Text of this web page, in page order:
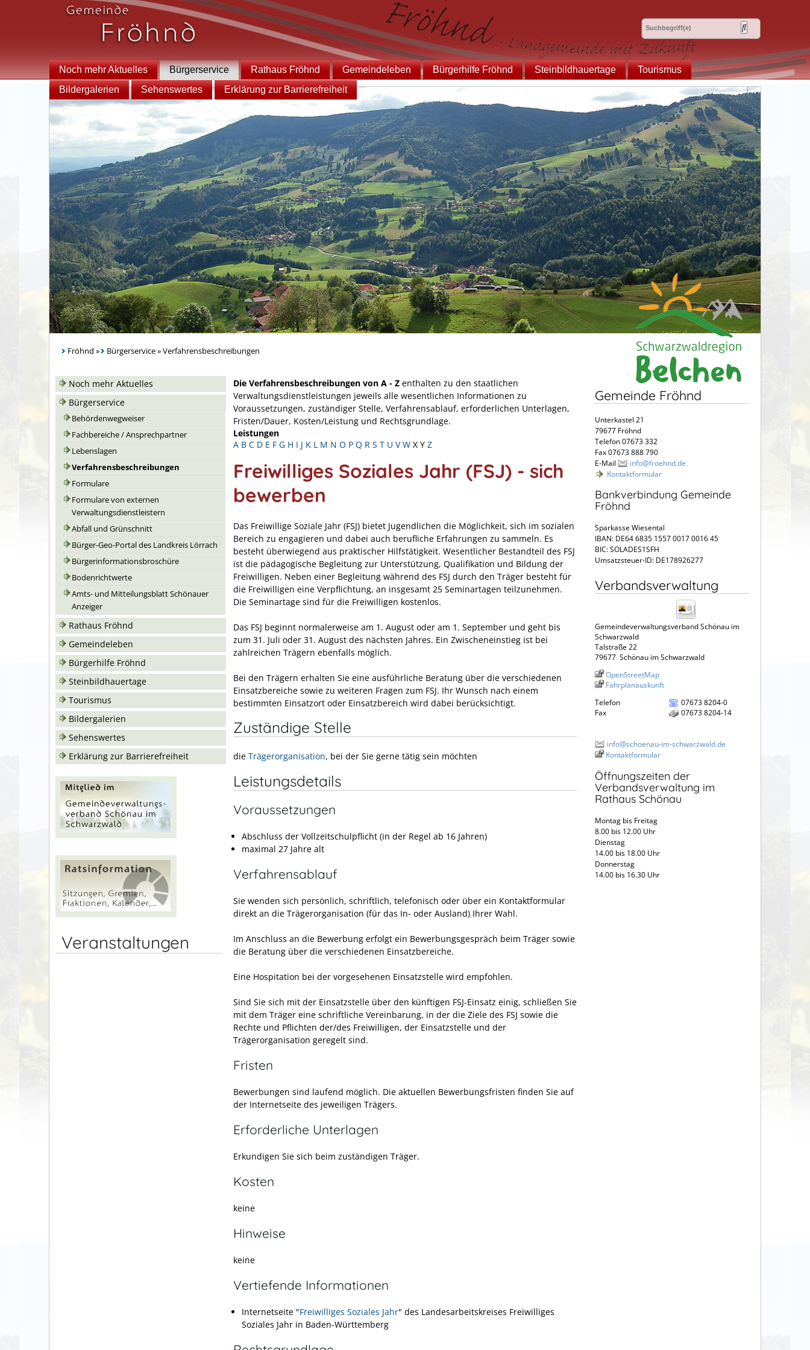
Noch mehr Aktuelles Bürgerservice Rathaus Fröhnd Gemeindeleben Bürgerhilfe Fröhnd Steinbildhauertage
Tourismus
Bildergalerien
Sehenswertes Erklärung zur Barrierefreiheit
Fröhnd » Bürgerservice»Verfahrensbeschreibungen
Noch mehr Aktuelles
Bürgerservice
Behördenwegweiser
Fachbereiche / Ansprechpartner
Lebenslagen
Verfahrensbeschreibungen
Formulare
Formulare von externen
Verwaltungsdienstleistern
Abfall und Grünschnitt
Bürger-Geo-Portal des Landkreis Lörrach
Bürgerinformationsbroschüre
Bodenrichtwerte
Amts- und Mitteilungsblatt Schönauer
Anzeiger
Rathaus Fröhnd
Gemeindeleben
Bürgerhilfe Fröhnd
Steinbildhauertage
Tourismus
Bildergalerien
Sehenswertes
Erklärung zur Barrierefreiheit
Veranstaltungen
Die Verfahrensbeschreibungen von A - Z enthalten zu den staatlichen
Verwaltungsdienstleistungen jeweils alle wesentlichen Informationen zu
Voraussetzungen, zuständiger Stelle, Verfahrensablauf, erforderlichen Unterlagen,
Fristen/Dauer, Kosten/Leistung und Rechtsgrundlage.
Leistungen
A B C D E F G H I J K L M N O P Q R S T U V W X Y Z
Freiwilliges Soziales Jahr (FSJ) - sich
bewerben
Das Freiwillige Soziale Jahr (FSJ) bietet Jugendlichen die Möglichkeit, sich im sozialen
Bereich zu engagieren und dabei auch berufliche Erfahrungen zu sammeln. Es
besteht überwiegend aus praktischer Hilfstätigkeit. Wesentlicher Bestandteil des FSJ
ist die pädagogische Begleitung zur Unterstützung, Qualifikation und Bildung der
Freiwilligen. Neben einer Begleitung während des FSJ durch den Träger besteht für
die Freiwilligen eine Verpflichtung, an insgesamt 25 Seminartagen teilzunehmen.
Die Seminartage sind für die Freiwilligen kostenlos.
Das FSJ beginnt normalerweise am 1. August oder am 1. September und geht bis
zum 31. Juli oder 31. August des nächsten Jahres. Ein Zwischeneinstieg ist bei
zahlreichen Trägern ebenfalls möglich.
Bei den Trägern erhalten Sie eine ausführliche Beratung über die verschiedenen
Einsatzbereiche sowie zu weiteren Fragen zum FSJ. Ihr Wunsch nach einem
bestimmten Einsatzort oder Einsatzbereich wird dabei berücksichtigt.
Zuständige Stelle
die Trägerorganisation, bei der Sie gerne tätig sein möchten
Leistungsdetails
Voraussetzungen
Abschluss der Vollzeitschulpflicht (in der Regel ab 16 Jahren)
maximal 27 Jahre alt
Verfahrensablauf
Sie wenden sich persönlich, schriftlich, telefonisch oder über ein Kontaktformular
direkt an die Trägerorganisation (für das In- oder Ausland) Ihrer Wahl.
Im Anschluss an die Bewerbung erfolgt ein Bewerbungsgespräch beim Träger sowie
die Beratung über die verschiedenen Einsatzbereiche.
Eine Hospitation bei der vorgesehenen Einsatzstelle wird empfohlen.
Sind Sie sich mit der Einsatzstelle über den künftigen FSJ-Einsatz einig, schließen Sie
mit dem Träger eine schriftliche Vereinbarung, in der die Ziele des FSJ sowie die
Rechte und Pflichten der/des Freiwilligen, der Einsatzstelle und der
Trägerorganisation geregelt sind.
Fristen
Bewerbungen sind laufend möglich. Die aktuellen Bewerbungsfristen finden Sie auf
der Internetseite des jeweiligen Trägers.
Erforderliche Unterlagen
Erkundigen Sie sich beim zuständigen Träger.
Kosten
keine
Hinweise
keine
Vertiefende Informationen
Internetseite "Freiwilliges Soziales Jahr" des Landesarbeitskreises Freiwilliges
Soziales Jahr in Baden-Württemberg
Gemeinde Fröhnd
Unterkastel 21
79677 Fröhnd
Telefon 07673 332
Fax 07673 888 790
E-Mail
info@froehnd.de
Kontaktformular
Bankverbindung Gemeinde
Fröhnd
Sparkasse Wiesental
IBAN: DE64 6835 1557 0017 0016 45
BIC: SOLADES1SFH
Umsatzsteuer-ID: DE178926277
Verbandsverwaltung
Gemeindeverwaltungsverband Schönau im
Schwarzwald
Talstraße 22
79677 Schönau im Schwarzwald
OpenStreetMap
Fahrplanauskunft
Telefon
07673 8204-0
Fax
07673 8204-14
info@schoenau-im-schwarzwald.de
Kontaktformular
Öffnungszeiten der
Verbandsverwaltung im
Rathaus Schönau
Montag bis Freitag
8.00 bis 12.00 Uhr
Dienstag
14.00 bis 18.00 Uhr
Donnerstag
14.00 bis 16.30 Uhr